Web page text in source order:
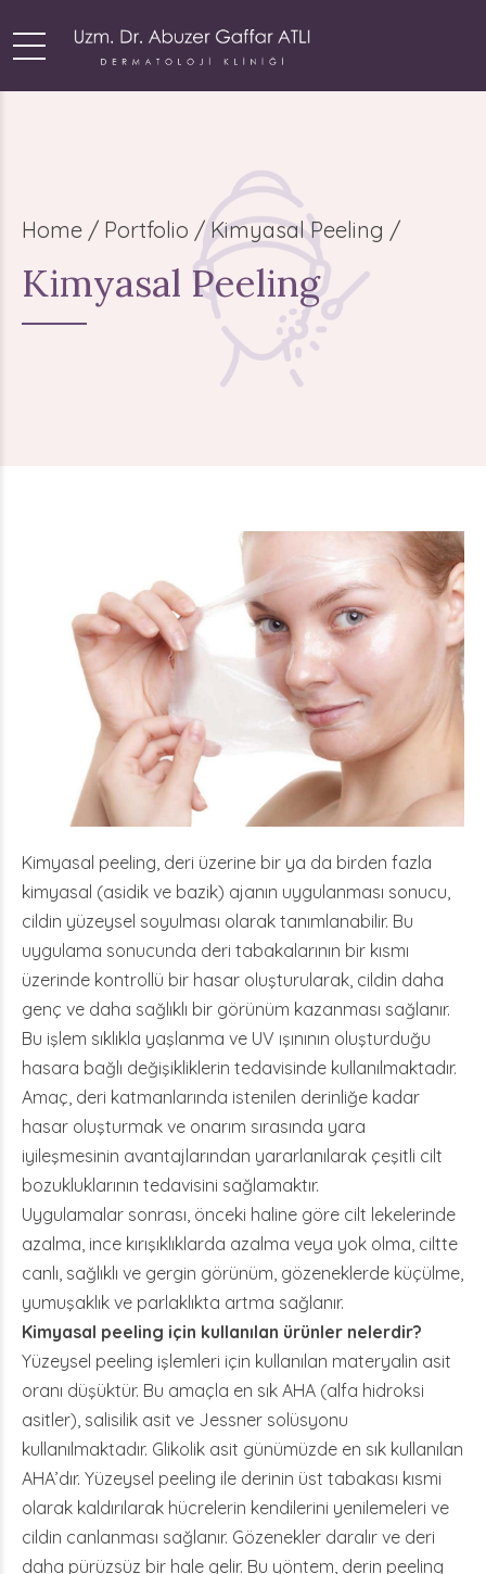
Home Portfolio / Kimyasal Peeling /
Kimyasal Peeling
Kimyasal peeling, deri üzerine bir ya da birden fazla
kimyasal (asidik ve bazik) ajanın uygulanması sonucu,
cildin yüzeysel soyulması olarak tanımlanabilir. Bu
uygulama sonucunda deri tabakalarının bir kısmı
üzerinde kontrollü bir hasar oluşturularak, cildin daha
genç ve daha sağlıklı bir görünüm kazanması sağlanır.
Bu işlem sıklıkla yaşlanma ve UV ışınının oluşturduğu
hasara bağlı değişikliklerin tedavisinde kullanılmaktadır.
Amaç, deri katmanlarında istenilen derinliğe kadar
hasar oluşturmak ve onarım sırasında yara
iyileşmesinin avantajlarından yararlanılarak çeşitli cilt
bozukluklarının tedavisini sağlamaktır.
Uygulamalar sonrası, önceki haline göre cilt lekelerinde
azalma, ince kırışıklıklarda azalma veya yok olma, ciltte
canlı, sağlıklı ve gergin görünüm, gözeneklerde küçülme,
yumuşaklık ve parlaklıkta artma sağlanır.
Kimyasal peeling için kullanılan ürünler nelerdir?
Yüzeysel peeling işlemleri için kullanılan materyalin asit
oranı düşüktür. Bu amaçla en sık AHA (alfa hidroksi
asitler), salisilik asit ve Jessner solüsyonu
kullanılmaktadır. Glikolik asit günümüzde en sık kullanılan
AHA’dır. Yüzeysel peeling ile derinin üst tabakası kısmi
olarak kaldırılarak hücrelerin kendilerini yenilemeleri ve
cildin canlanması sağlanır. Gözenekler daralır ve deri
daha pürüzsüz bir hale gelir. Bu yöntem, derin peeling